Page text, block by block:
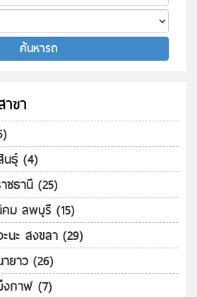
ขา
นธุ์ (4)
ชธานี (25)
ม ลพบุรี (15)
ะนะ สงขลา (29)
ายาว (26)
งกาฬ (7)